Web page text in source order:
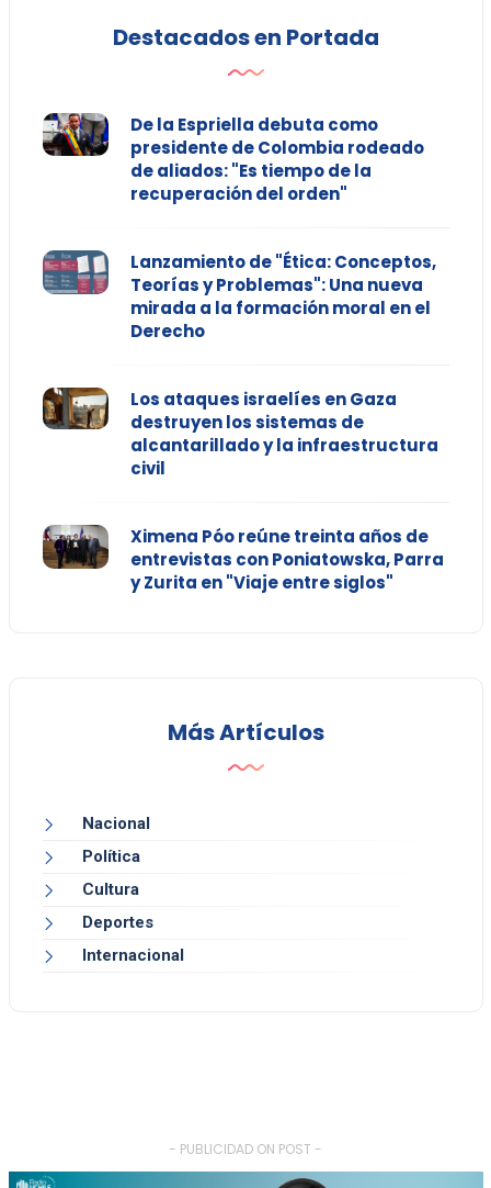
Destacados en Portada
De la Espriella debuta como
presidente de Colombia rodeado
de aliados: "Es tiempo de la
recuperación del orden"
Lanzamiento de "Ética: Conceptos,
Teorías y Problemas": Una nueva
mirada a la formación moral en el
Derecho
Los ataques israelíes en Gaza
destruyen los sistemas de
alcantarillado y la infraestructura
civil
Ximena Póo reúne treinta años de
entrevistas con Poniatowska, Parra
y Zurita en "Viaje entre siglos"
Más Artículos
Nacional
Política
Cultura
Deportes
Internacional
- PUBLICIDAD ON POST -